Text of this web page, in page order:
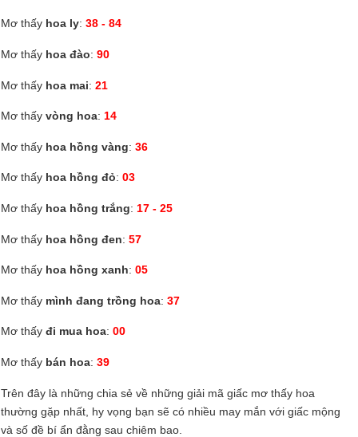
Mơ thấy hoa ly: 38 - 84
Mơ thấy hoa đào: 90
Mơ thấy hoa mai: 21
Mơ thấy vòng hoa: 14
Mơ thấy hoa hồng vàng: 36
Mơ thấy hoa hồng đỏ: 03
Mơ thấy hoa hồng trắng: 17 - 25
Mơ thấy hoa hồng đen: 57
Mơ thấy hoa hồng xanh: 05
Mơ thấy mình đang trồng hoa: 37
Mơ thấy đi mua hoa: 00
Mơ thấy bán hoa: 39
Trên đây là những chia sẻ về những giải mã giấc mơ thấy hoa
thường gặp nhất, hy vọng bạn sẽ có nhiều may mắn với giấc mộng
và số đề bí ẩn đằng sau chiêm bao.